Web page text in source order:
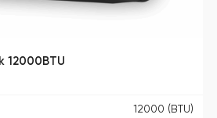
12000BTU
12000 (BTU)